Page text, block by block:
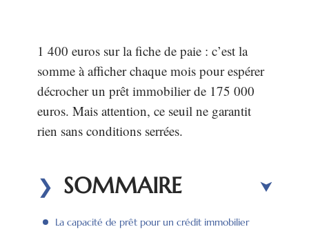
1 400 euros sur la fiche de paie : c’est la
somme à afficher chaque mois pour espérer
décrocher un prêt immobilier de 175 000
euros. Mais attention, ce seuil ne garantit
rien sans conditions serrées.
SOMMAIRE
La capacité de prêt pour un crédit immobilier